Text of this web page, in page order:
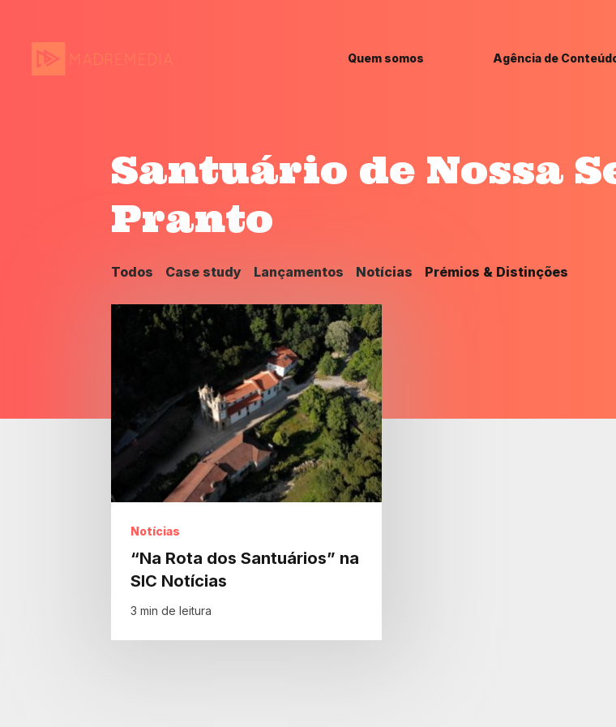
MadreMedia | A Media
Innovation Company.
Quem somos Agência de
Santuário de Nossa
Pranto
Todos Case study Lançamentos Notícias Prémios & Distinções
Notícias
“Na Rota dos Santuários” na
SIC Notícias
3 min de leitura